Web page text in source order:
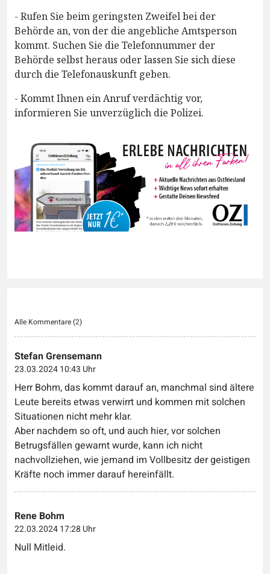
- Rufen Sie beim geringsten Zweifel bei der
Behörde an, von der die angebliche Amtsperson
kommt. Suchen Sie die Telefonnummer der
Behörde selbst heraus oder lassen Sie sich diese
durch die Telefonauskunft geben.
- Kommt Ihnen ein Anruf verdächtig vor,
informieren Sie unverzüglich die Polizei.
Alle Kommentare (2)
Stefan Grensemann
23.03.2024 10:43 Uhr
Herr Bohm, das kommt darauf an, manchmal sind ältere
Leute bereits etwas verwirrt und kommen mit solchen
Situationen nicht mehr klar.
Aber nachdem so oft, und auch hier, vor solchen
Betrugsfällen gewarnt wurde, kann ich nicht
nachvollziehen, wie jemand im Vollbesitz der geistigen
Kräfte noch immer darauf hereinfällt.
Rene Bohm
22.03.2024 17:28 Uhr
Null Mitleid.